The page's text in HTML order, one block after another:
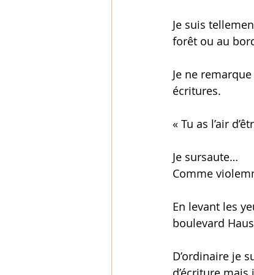
Je suis
forêt ou au
Je ne
écritures.
« Tu as l’air
Je sursaute…
Comme
En levant les
boulevard
D’ordinaire je